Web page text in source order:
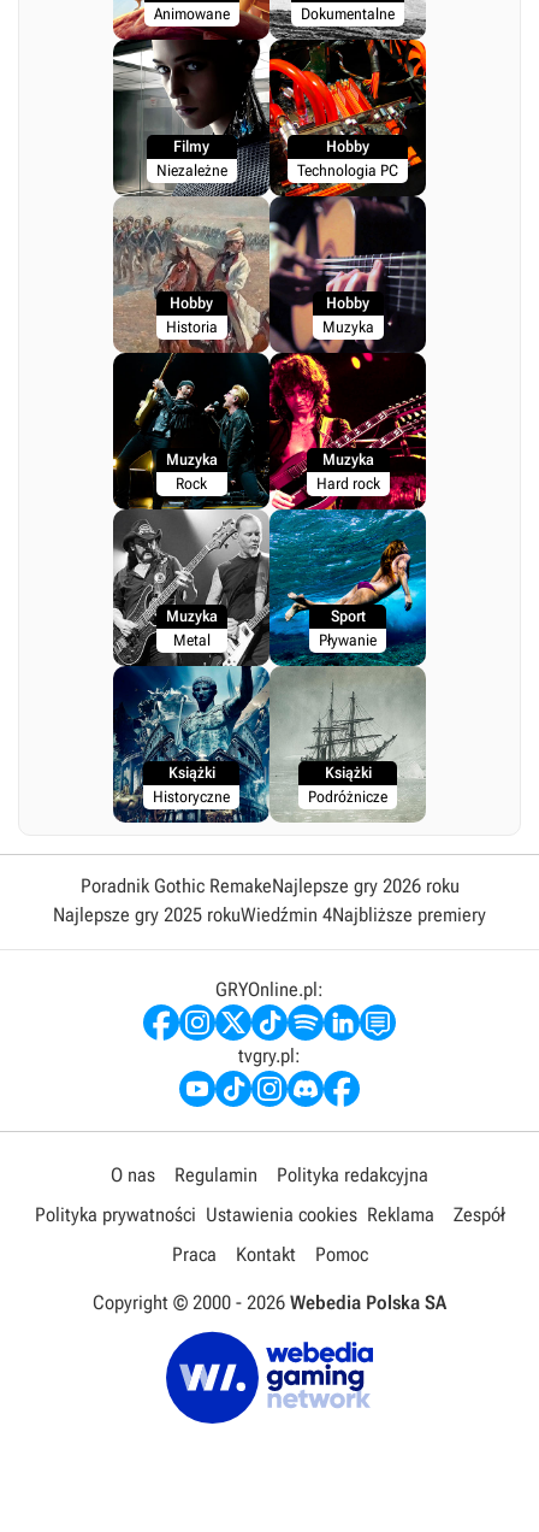
Animowane
Dokumentalne
Filmy
Niezależne
Hobby
Technologia PC
Hobby
Historia
Hobby
Muzyka
Muzyka
Rock
Muzyka
Hard rock
Muzyka
Metal
Sport
Pływanie
Książki
Historyczne
Książki
Podróżnicze
Poradnik Gothic RemakeNajlepsze gry 2026 roku
Najlepsze gry 2025 rokuWiedźmin 4Najbliższe premiery
GRYOnline.pl:
tvgry.pl:
O nas Regulamin
Polityka redakcyjna
Polityka prywatności Ustawienia cookies Reklama
Zespół
Praca
Kontakt Pomoc
Copyright © 2000 - 2026 Webedia Polska SA